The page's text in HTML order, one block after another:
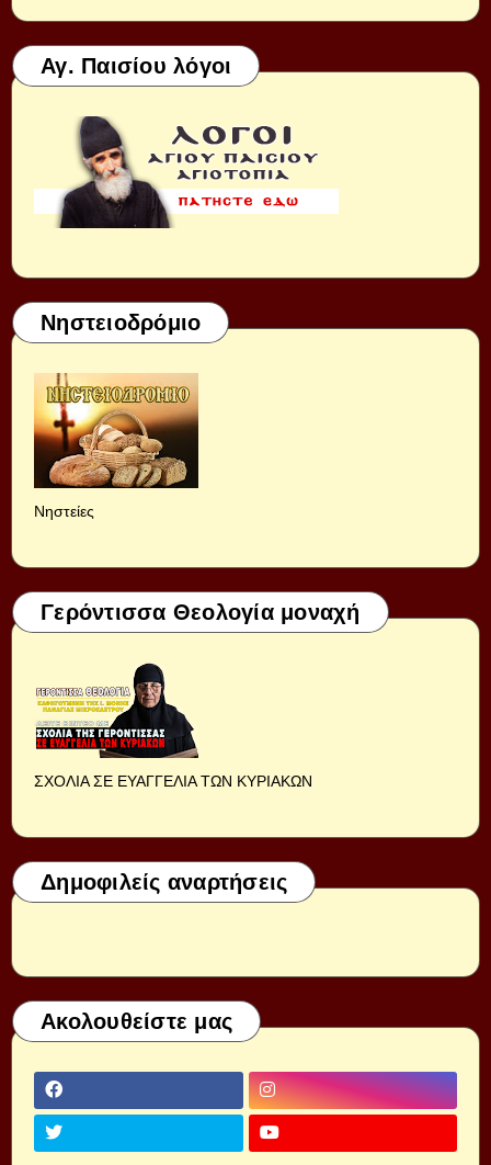
Αγ. Παισίου λόγοι
Νηστειοδρόμιο
Νηστείες
Γερόντισσα Θεολογία μοναχή
ΣΧΟΛΙΑ ΣΕ ΕΥΑΓΓΕΛΙΑ ΤΩΝ ΚΥΡΙΑΚΩΝ
Δημοφιλείς αναρτήσεις
Ακολουθείστε μας